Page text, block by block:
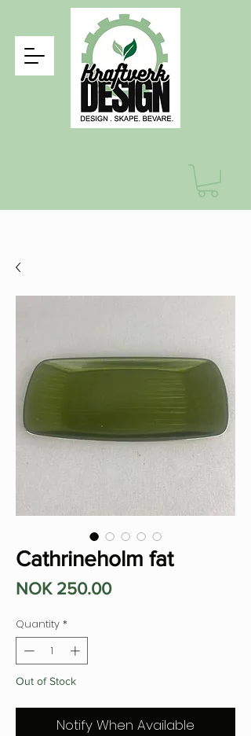
Cathrineholm fat
NOK 250.00Price
Quantity *
Out of Stock
Notify When Available